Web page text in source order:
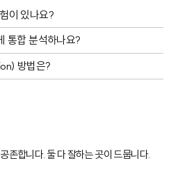
이 있나요?
통합 분석하나요?
방법은?
존합니다. 둘 다 잘하는 곳이 드뭅니다.